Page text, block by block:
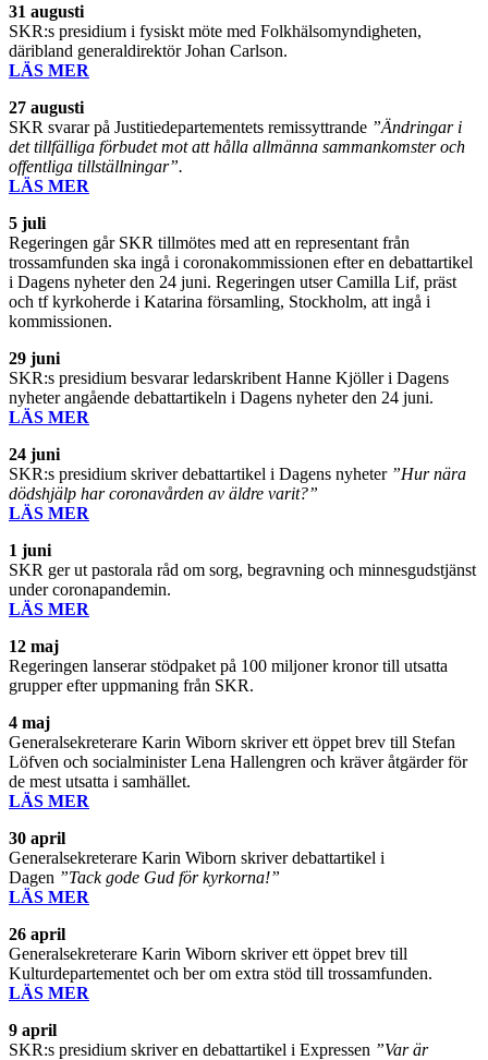
31 augusti
SKR:s presidium i fysiskt möte med Folkhälsomyndigheten,
däribland generaldirektör Johan Carlson.
LÄS MER
27 augusti
SKR svarar på Justitiedepartementets remissyttrande ”Ändringar i
det tillfälliga förbudet mot att hålla allmänna sammankomster och
offentliga tillställningar”.
LÄS MER
5 juli
Regeringen går SKR tillmötes med att en representant från
trossamfunden ska ingå i coronakommissionen efter en debattartikel
i Dagens nyheter den 24 juni. Regeringen utser Camilla Lif, präst
och tf kyrkoherde i Katarina församling, Stockholm, att ingå i
kommissionen.
29 juni
SKR:s presidium besvarar ledarskribent Hanne Kjöller i Dagens
nyheter angående debattartikeln i Dagens nyheter den 24 juni.
LÄS MER
24 juni
SKR:s presidium skriver debattartikel i Dagens nyheter ”Hur nära
dödshjälp har coronavården av äldre varit?”
LÄS MER
1 juni
SKR ger ut pastorala råd om sorg, begravning och minnesgudstjänst
under coronapandemin.
LÄS MER
12 maj
Regeringen lanserar stödpaket på 100 miljoner kronor till utsatta
grupper efter uppmaning från SKR.
4 maj
Generalsekreterare Karin Wiborn skriver ett öppet brev till Stefan
Löfven och socialminister Lena Hallengren och kräver åtgärder för
de mest utsatta i samhället.
LÄS MER
30 april
Generalsekreterare Karin Wiborn skriver debattartikel i
Dagen ”Tack gode Gud för kyrkorna!”
LÄS MER
26 april
Generalsekreterare Karin Wiborn skriver ett öppet brev till
Kulturdepartementet och ber om extra stöd till trossamfunden.
LÄS MER
9 april
SKR:s presidium skriver en debattartikel i Expressen ”Var är